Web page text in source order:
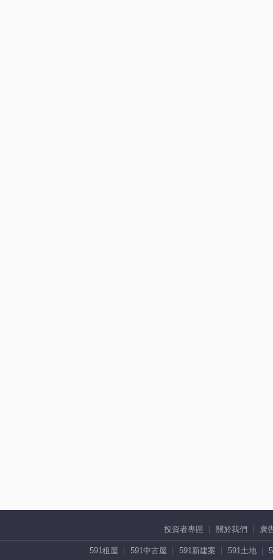
投資者專區 關於我們 廣
591租屋 591中古屋 591新建案 591土地